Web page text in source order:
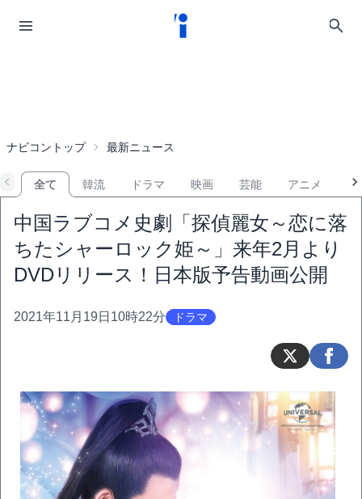
ナビコントップ 最新ニュース
全て 韓流 ドラマ 映画 芸能 アニメ
中国ラブコメ史劇「探偵麗女～恋に落
ちたシャーロック姫～」来年2月より
DVDリリース！日本版予告動画公開
2021年11月19日10時22分 ドラマ